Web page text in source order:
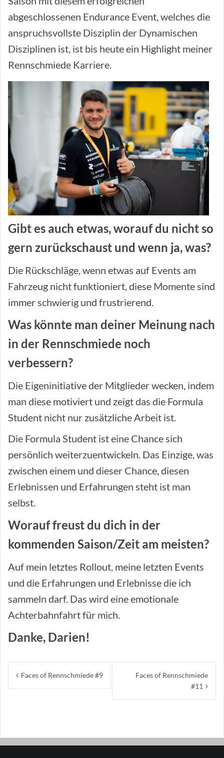
abgeschlossenen Endurance Event, welches die
anspruchsvollste Disziplin der Dynamischen
Disziplinen ist, ist bis heute ein Highlight meiner
Rennschmiede Karriere.
Gibt es auch etwas, worauf du nicht so
gern zurückschaust und wenn ja, was?
Die Rückschläge, wenn etwas auf Events am
Fahrzeug nicht funktioniert, diese Momente sind
immer schwierig und frustrierend.
Was könnte man deiner Meinung nach
in der Rennschmiede noch
verbessern?
Die Eigeninitiative der Mitglieder wecken, indem
man diese motiviert und zeigt das die Formula
Student nicht nur zusätzliche Arbeit ist.
Die Formula Student ist eine Chance sich
persönlich weiterzuentwickeln. Das Einzige, was
zwischen einem und dieser Chance, diesen
Erlebnissen und Erfahrungen steht ist man
selbst.
Worauf freust du dich in der
kommenden Saison/Zeit am meisten?
Auf mein letztes Rollout, meine letzten Events
und die Erfahrungen und Erlebnisse die ich
sammeln darf. Das wird eine emotionale
Achterbahnfahrt für mich.
Danke, Darien!
Beitragsnavigation
Faces of Rennschmiede #9
Faces of Rennschmiede
#11